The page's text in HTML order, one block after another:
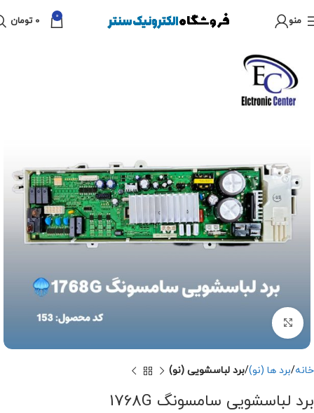
منو 0
0 تومان
برای بزرگنمایی کلیک کنید
خانه برد ها (نو) برد لباسشویی (نو)
برد لباسشویی سامسونگ 1768G